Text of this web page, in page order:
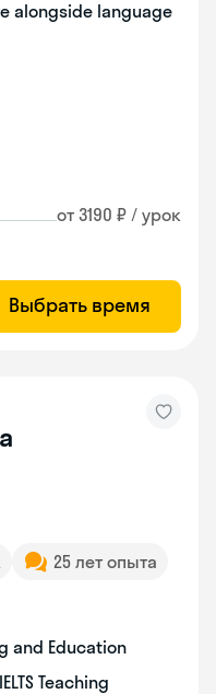
alongside language
от 3190 ₽ / урок
Выбрать время
25 лет опыта
and Education
Teaching